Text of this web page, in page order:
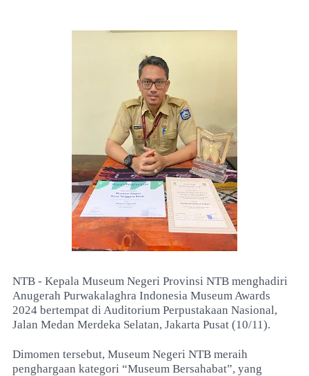
NTB - Kepala Museum Negeri Provinsi NTB menghadiri
Anugerah Purwakalaghra Indonesia Museum Awards
2024 bertempat di Auditorium Perpustakaan Nasional,
Jalan Medan Merdeka Selatan, Jakarta Pusat (10/11).
Dimomen tersebut, Museum Negeri NTB meraih
penghargaan kategori “Museum Bersahabat”, yang